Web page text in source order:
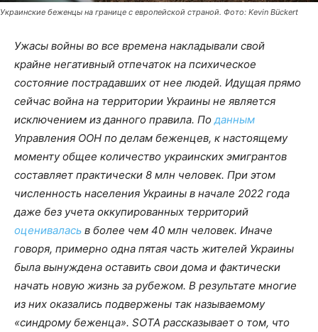
Украинские беженцы на границе с европейской страной. Фото: Kevin Bückert
Ужасы войны во все времена накладывали свой
крайне негативный отпечаток на психическое
состояние пострадавших от нее людей. Идущая прямо
сейчас война на территории Украины не является
исключением из данного правила. Поданным
Управления ООН по делам беженцев, к настоящему
моменту общее количество украинских эмигрантов
составляет практически 8 млн человек. При этом
численность населения Украины в начале 2022 года
даже без учета оккупированных территорий
оценивалась в более чем 40 млн человек. Иначе
говоря, примерно одна пятая часть жителей Украины
была вынуждена оставить свои дома и фактически
начать новую жизнь за рубежом. В результате многие
из них оказались подвержены так называемому
«синдрому беженца». SOTA рассказывает о том, что